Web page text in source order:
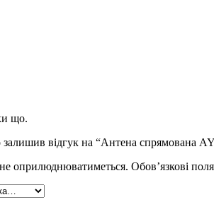
що.
відгук на “Антена спрямована
оприлюднюватиметься. Обов’язкові